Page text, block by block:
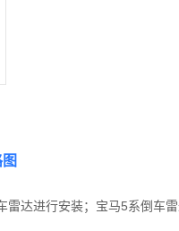
达进行安装；宝马5系倒车雷